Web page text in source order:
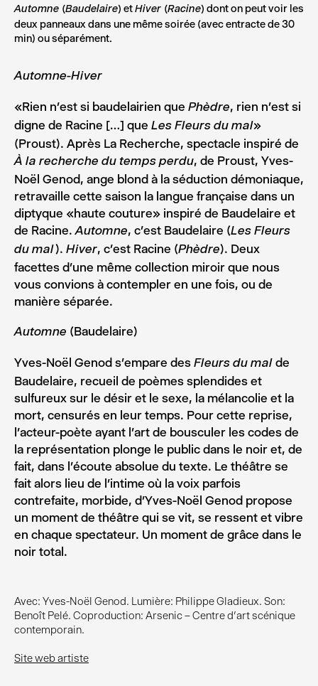
Avec: Yves-Noël Genod. Lumière: Philippe Gladieux. Son:
Benoît Pelé. Coproduction: Arsenic – Centre d'art scénique
contemporain.
Site web artiste
Automne-Hiver
«Rien n’est si baudelairien que Phèdre, rien n’est si
digne de Racine […] que Les Fleurs du mal»
(Proust). Après La Recherche, spectacle inspiré de
À la recherche du temps perdu, de Proust, Yves-
Noël Genod, ange blond à la séduction démoniaque,
retravaille cette saison la langue française dans un
diptyque «haute couture» inspiré de Baudelaire et
de Racine.Automne, c’est Baudelaire (Les Fleurs
du mal ). Hiver, c’est Racine (Phèdre). Deux
facettes d’une même collection miroir que nous
vous convions à contempler en une fois, ou de
manière séparée.
Automne (Baudelaire)
Yves-Noël Genod s’empare des Fleurs du mal de
Baudelaire, recueil de poèmes splendides et
sulfureux sur le désir et le sexe, la mélancolie et la
mort, censurés en leur temps. Pour cette reprise,
l’acteur-poète ayant l’art de bousculer les codes de
la représentation plonge le public dans le noir et, de
fait, dans l’écoute absolue du texte. Le théâtre se
fait alors lieu de l’intime où la voix parfois
contrefaite, morbide, d’Yves-Noël Genod propose
un moment de théâtre qui se vit, se ressent et vibre
en chaque spectateur. Un moment de grâce dans le
noir total.
Automne (Baudelaire) et Hiver (Racine) dont on peut voir les
deux panneaux dans une même soirée (avec entracte de 30
min) ou séparément.